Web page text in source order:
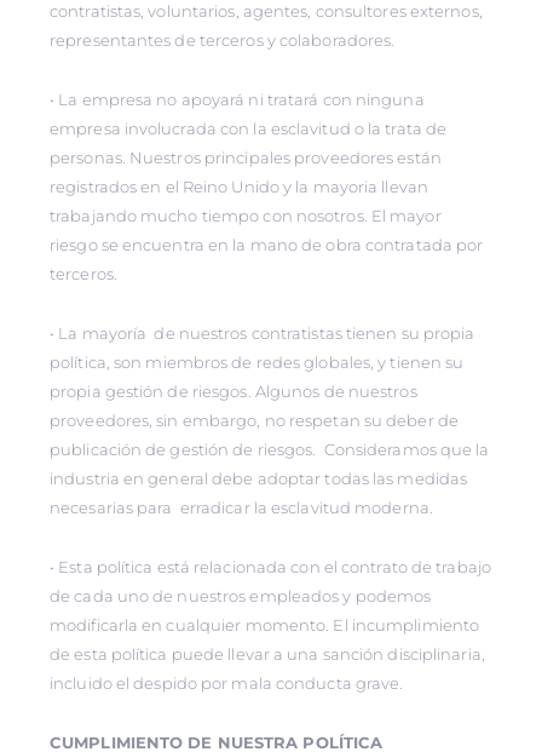
contratistas, voluntarios, agentes, consultores externos,
representantes de terceros y colaboradores.
• La empresa no apoyará ni tratará con ninguna
empresa involucrada con la esclavitud o la trata de
personas. Nuestros principales proveedores están
registrados en el Reino Unido y la mayoria llevan
trabajando mucho tiempo con nosotros. El mayor
riesgo se encuentra en la mano de obra contratada por
terceros.
• La mayoría de nuestros contratistas tienen su propia
política, son miembros de redes globales, y tienen su
propia gestión de riesgos. Algunos de nuestros
proveedores, sin embargo, no respetan su deber de
publicación de gestión de riesgos. Consideramos que la
industria en general debe adoptar todas las medidas
necesarias para erradicar la esclavitud moderna.
• Esta política está relacionada con el contrato de trabajo
de cada uno de nuestros empleados y podemos
modificarla en cualquier momento. El incumplimiento
de esta política puede llevar a una sanción disciplinaria,
incluido el despido por mala conducta grave.
CUMPLIMIENTO DE NUESTRA POLÍTICA